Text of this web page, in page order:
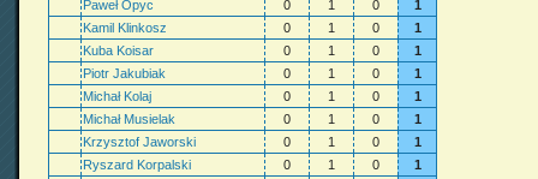
Paweł Opyc
0 1 0
1
Kamil Klinkosz
0 1 0
1
Kuba Koisar
0 1 0
1
Piotr Jakubiak
0 1 0
1
Michał Kolaj
0 1 0
1
Michał Musielak
0 1 0
1
Krzysztof Jaworski
0 1 0
1
Ryszard Korpalski
0 1 0 1